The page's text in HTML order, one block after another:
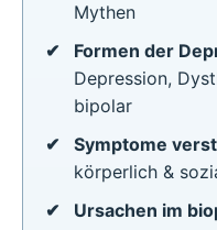
Mythen
Formen der
Depression,
bipolar
Symptome
körperlich &
Ursachen im